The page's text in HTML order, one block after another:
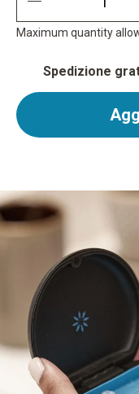
Maximum quantity
Spedizione